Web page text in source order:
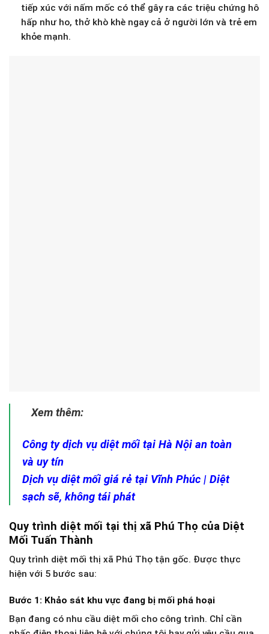
tiếp xúc với nấm mốc có thể gây ra các triệu chứng hô
hấp như ho, thở khò khè ngay cả ở người lớn và trẻ em
khỏe mạnh.
Xem thêm:
Công ty dịch vụ diệt mối tại Hà Nội an toàn
và uy tín
Dịch vụ diệt mối giá rẻ tại Vĩnh Phúc | Diệt
sạch sẽ, không tái phát
Quy trình diệt mối tại thị xã Phú Thọ của Diệt
Mối Tuấn Thành
Quy trình diệt mối thị xã Phú Thọ tận gốc. Được thực
hiện với 5 bước sau:
Bước 1: Khảo sát khu vực đang bị mối phá hoại
Bạn đang có nhu cầu diệt mối cho công trình. Chỉ cần